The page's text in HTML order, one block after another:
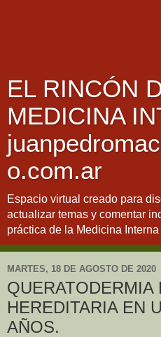
EL RINCÓN
MEDICINA
o.com.ar
Espacio virtual creado para
actualizar temas y comentar
práctica de la Medicina Interna
MARTES, 18 DE AGOSTO DE 2020
QUERATODERMIA
HEREDITARIA EN
AÑOS.